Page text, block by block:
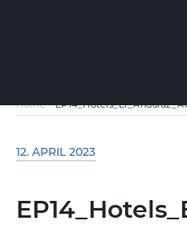
Home-
12. APRIL 2023